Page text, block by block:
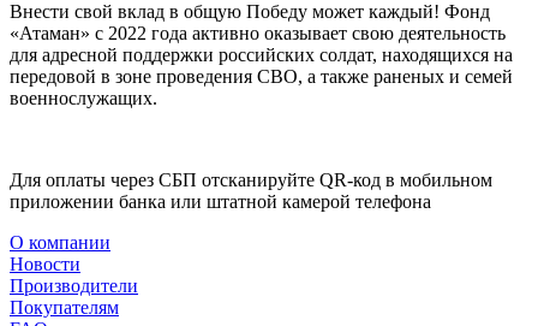
Внести свой вклад в общую Победу может каждый! Фонд
«Атаман» с 2022 года активно оказывает свою деятельность
для адресной поддержки российских солдат, находящихся на
передовой в зоне проведения СВО, а также раненых и семей
военнослужащих.
Для оплаты через СБП отсканируйте QR-код в мобильном
приложении банка или штатной камерой телефона
О компании
Новости
Производители
Покупателям